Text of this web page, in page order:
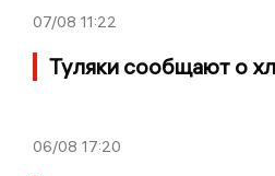
07/08 11:22
Туляки сообщают о
06/08 17:20